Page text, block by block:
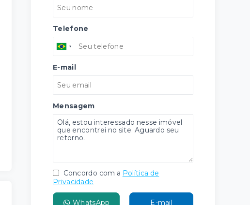
Telefone
E-mail
Mensagem
Concordo com a Política de
Privacidade
WhatsApp E-mail